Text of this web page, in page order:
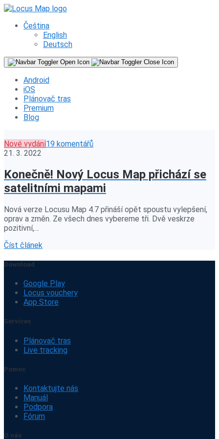
Čeština
English
Deutsch
Android
iOS
Plánovač tras
Premium
Blog
Nové vydání19 komentářů
21. 3. 2022
Konečně! Nový Locus Map přichází se
satelitními mapami
Nová verze Locusu Map 4.7 přináší opět spoustu vylepšení,
oprav a změn. Ze všech dnes vybereme tři. Dvě veskrze
pozitivní,…
Číst článek
Download
Google Play
Locus vouchery
App Store
Services
Plánovač tras
Live tracking
Pomoc
Kontaktujte nás
Manuál
Podpora
Fórum
O nás